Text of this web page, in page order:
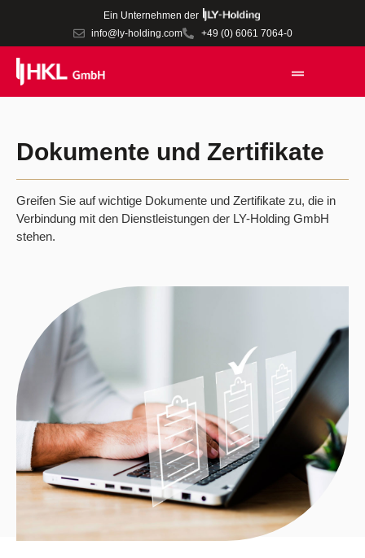
Ein Unternehmen der
info@ly-holding.com
+49 (0) 6061 7064-0
Dokumente und Zertifikate​
Greifen Sie auf wichtige Dokumente und Zertifikate zu, die in
Verbindung mit den Dienstleistungen der LY-Holding GmbH
stehen.